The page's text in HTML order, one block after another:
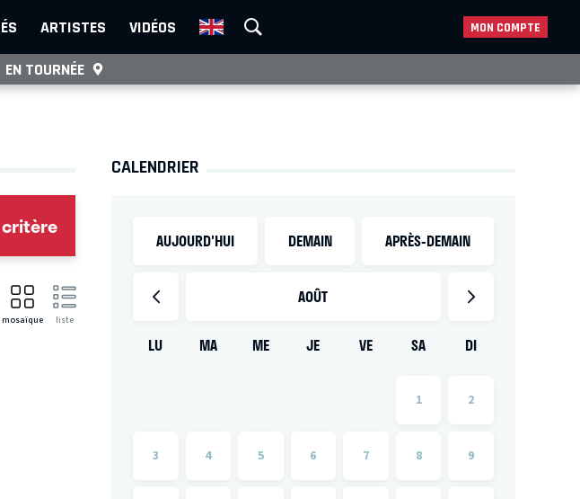
ARTISTES VIDÉOS MON COMPTE
EN TOURNÉE
mosaïque liste
CALENDRIER
AUJOURD'HUI DEMAIN APRÈS-DEMAIN
AOÛT
LU MA ME JE VE SA DI
1 2
3 4 5 6 7 8 9